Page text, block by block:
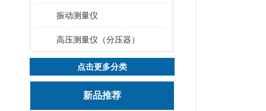
振动测量仪
高压测量仪（分压器）
点击更多分类
新品推荐